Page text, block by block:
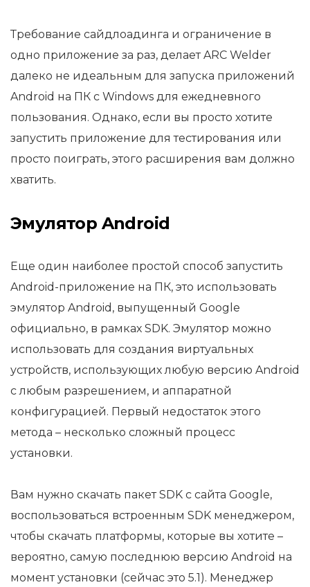
Требование сайдлоадинга и ограничение в
одно приложение за раз, делает ARC Welder
далеко не идеальным для запуска приложений
Android на ПК с Windows для ежедневного
пользования. Однако, если вы просто хотите
запустить приложение для тестирования или
просто поиграть, этого расширения вам должно
хватить.
Эмулятор Android
Еще один наиболее простой способ запустить
Android-приложение на ПК, это использовать
эмулятор Android, выпущенный Google
официально, в рамках SDK. Эмулятор можно
использовать для создания виртуальных
устройств, использующих любую версию Android
с любым разрешением, и аппаратной
конфигурацией. Первый недостаток этого
метода – несколько сложный процесс
установки.
Вам нужно скачать пакет SDK с сайта Google,
воспользоваться встроенным SDK менеджером,
чтобы скачать платформы, которые вы хотите –
вероятно, самую последнюю версию Android на
момент установки (сейчас это 5.1). Менеджер